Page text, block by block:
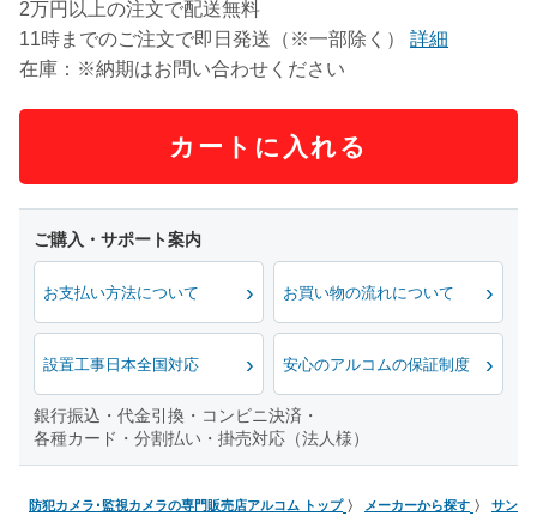
2万円以上の注文で配送無料
11時までのご注文で即日発送（※一部除く）
詳細
在庫：※納期はお問い合わせください
カートに入れる
お支払い方法について お買い物の流れについて
設置工事日本全国対応 安心のアルコムの保証制度
銀行振込・代金引換・コンビニ決済・
各種カード・分割払い・掛売対応（法人様）
防犯カメラ･監視カメラの専門販売店アルコム トップ メーカーから探す サンワ